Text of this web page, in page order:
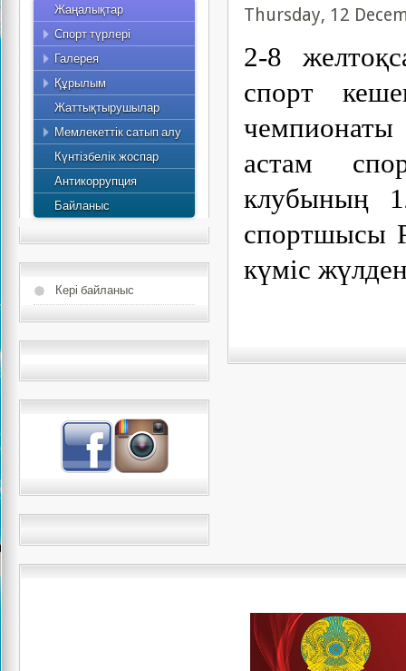
Thursday, 12
2-8
спорт
астам
клубының
спортшысы
күміс
Жаңалықтар
Спорт түрлері
Спорттық туризм
Қазақ күресі
Галерея
Фото
Видео
Құрылым
Қызметкерлер
Жаттықтырушылар
Мемлекеттік сатып алу
Жоспар
2015 жылдың жылдық
есебі
Күнтізбелік жоспар
Антикоррупция
Байланыс
Кері байланыс